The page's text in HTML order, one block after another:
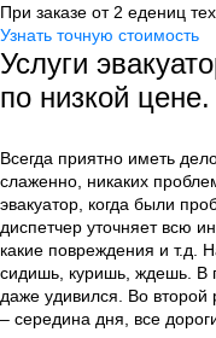
При заказе от 2 едениц
Узнать точную стоимость
Услуги
по низкой цене.
Всегда приятно иметь
слаженно, никаких
эвакуатор, когда были
диспетчер уточняет всю
какие повреждения и т.д.
сидишь, куришь, ждешь. В
даже удивился. Во
– середина дня, все